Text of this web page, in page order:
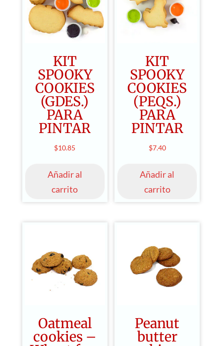
KIT
SPOOKY
COOKIES
(GDES.)
PARA
PINTAR
$10.85
Añadir al
carrito
KIT
SPOOKY
COOKIES
(PEQS.)
PARA
PINTAR
$7.40
Añadir al
carrito
Oatmeal
cookies –
Peanut
butter